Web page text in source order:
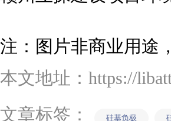
注：图片非商业用途
本文地址：https://
文章标签：
硅基负极